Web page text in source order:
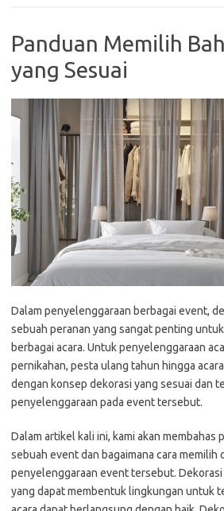
Panduan Memilih
yang Sesuai
Dalam penyelenggaraan berbagai event,
sebuah peranan yang sangat penting
berbagai acara. Untuk penyelenggaraan
pernikahan, pesta ulang tahun hingga
dengan konsep dekorasi yang sesuai dan
penyelenggaraan pada event tersebut.
Dalam artikel kali ini, kami akan membahas
sebuah event dan bagaimana cara
penyelenggaraan event tersebut. Dekorasi
yang dapat membentuk lingkungan untuk